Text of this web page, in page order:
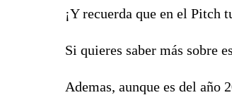
¡Y recuerda que en el Pitch
Si quieres saber más sobre
Ademas, aunque es del año